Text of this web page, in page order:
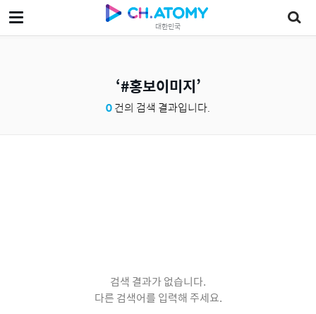
대한민국
#홍보이미지
0건의 검색 결과입니다.
검색 결과가 없습니다.
다른 검색어를 입력해 주세요.